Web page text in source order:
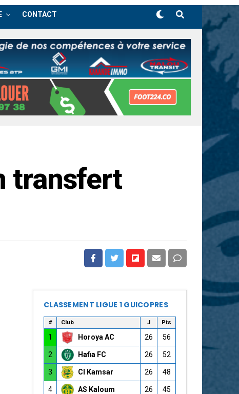
CONTACT
transfert
CLASSEMENT LIGUE 1 GUICOPRES
# Club J Pts
1 Horoya AC 26 56
2 Hafia FC 26 52
3 CI Kamsar 26 48
4 AS Kaloum 26 45